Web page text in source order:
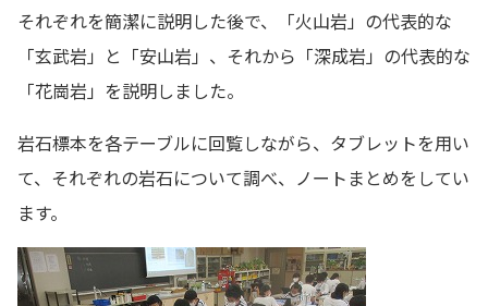
それぞれを簡潔に説明した後で、「火山岩」の代表的な
「玄武岩」と「安山岩」、それから「深成岩」の代表的な
「花崗岩」を説明しました。
岩石標本を各テーブルに回覧しながら、タブレットを用い
て、それぞれの岩石について調べ、ノートまとめをしてい
ます。